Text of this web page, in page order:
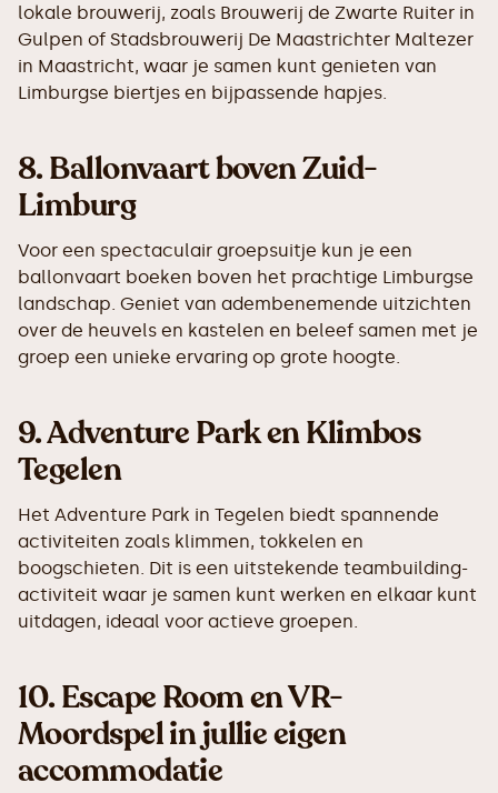
lokale brouwerij, zoals Brouwerij de Zwarte Ruiter in
Gulpen of Stadsbrouwerij De Maastrichter Maltezer
in Maastricht, waar je samen kunt genieten van
Limburgse biertjes en bijpassende hapjes.
8.Ballonvaart boven Zuid-
Limburg
Voor een spectaculair groepsuitje kun je een
ballonvaart boeken boven het prachtige Limburgse
landschap. Geniet van adembenemende uitzichten
over de heuvels en kastelen en beleef samen met je
groep een unieke ervaring op grote hoogte.
9.Adventure Park en Klimbos
Tegelen
Het Adventure Park in Tegelen biedt spannende
activiteiten zoals klimmen, tokkelen en
boogschieten. Dit is een uitstekende teambuilding-
activiteit waar je samen kunt werken en elkaar kunt
uitdagen, ideaal voor actieve groepen.
10.Escape Room en VR-
Moordspel in jullie eigen
accommodatie